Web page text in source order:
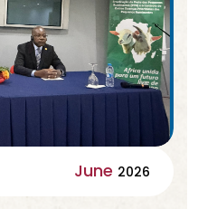
June 2026